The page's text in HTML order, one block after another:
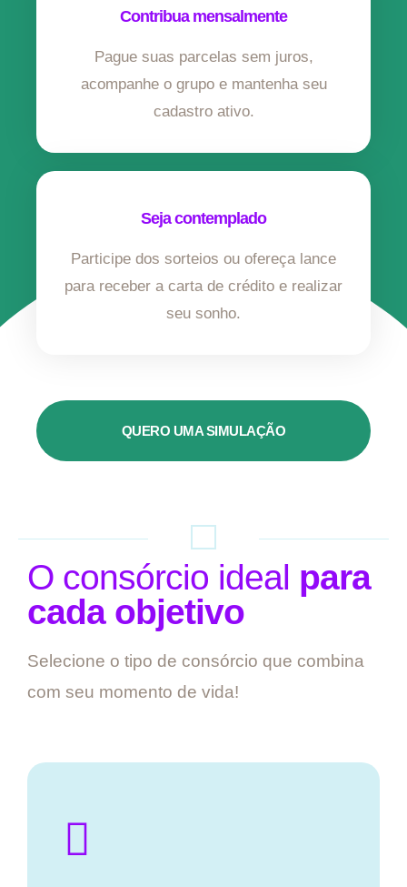
Contribua mensalmente
Pague suas parcelas sem juros,
acompanhe o grupo e mantenha seu
cadastro ativo.
Seja contemplado
Participe dos sorteios ou ofereça lance
para receber a carta de crédito e realizar
seu sonho.
QUERO UMA SIMULAÇÃO
O consórcio ideal para
cada objetivo
Selecione o tipo de consórcio que combina
com seu momento de vida!